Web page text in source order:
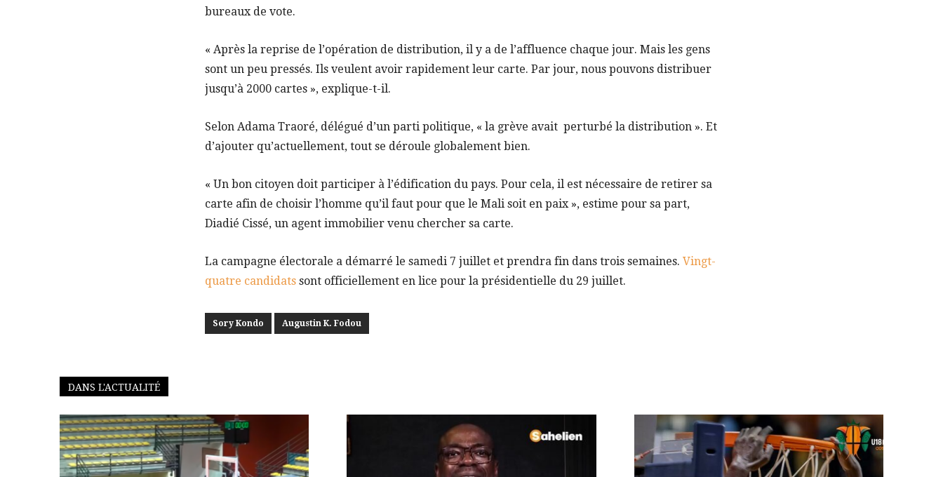
bureaux de vote.
« Après la reprise de l’opération de distribution, il y a de l’affluence chaque jour. Mais les gens
sont un peu pressés. Ils veulent avoir rapidement leur carte. Par jour, nous pouvons distribuer
jusqu’à 2000 cartes », explique-t-il.
Selon Adama Traoré, délégué d’un parti politique, « la grève avait perturbé la distribution ». Et
d’ajouter qu’actuellement, tout se déroule globalement bien.
« Un bon citoyen doit participer à l’édification du pays. Pour cela, il est nécessaire de retirer sa
carte afin de choisir l’homme qu’il faut pour que le Mali soit en paix », estime pour sa part,
Diadié Cissé, un agent immobilier venu chercher sa carte.
La campagne électorale a démarré le samedi 7 juillet et prendra fin dans trois semaines. Vingt-
quatre candidats sont officiellement en lice pour la présidentielle du 29 juillet.
Sory Kondo Augustin K. Fodou
DANS L'ACTUALITÉ